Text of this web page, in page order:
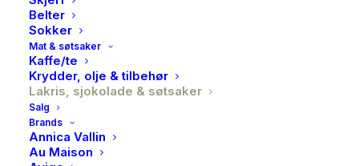
Belter
Sokker
Mat & søtsaker
Kaffe/te
Krydder, olje & tilbehør
Lakris, sjokolade & søtsaker
Salg
Brands
Annica Vallin
Au Maison
Lakris Bulow, Salmiak, 295
g
199,00
En lokkende kombinasjon av hvit sjokolade og en